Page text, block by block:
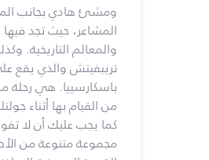
ومشئ هادي بجانب
المشاعر، حيث تجد
والمعالم التاريخية.
تريبفيتش والذي يقع
باسكارسييا. هي رحلة
من القيام بها أثناء
كما يجب عليك أن لا
مجموعة متنوعة من